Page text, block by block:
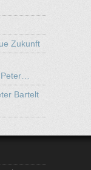
Zukunft
Bartelt